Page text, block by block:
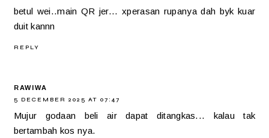
betul wei..main QR jer... xperasan rupanya dah byk kuar
duit kannn
REPLY
RAWIWA
5 DECEMBER 2025 AT 07:47
Mujur godaan beli air dapat ditangkas... kalau tak
bertambah kos nya.